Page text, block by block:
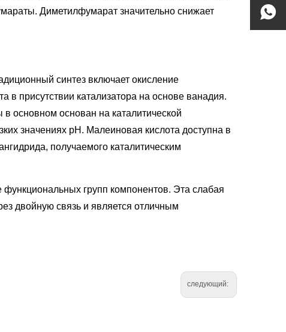
Диметилфумарат значительно снижает
синтез включает окисление
в присутствии катализатора на основе ванадия.
основном основан на каталитической
значениях pH. Малеиновая кислота доступна в
получаемого каталитическим
групп компонентов. Эта слабая
двойную связь и является отличным
следующий: